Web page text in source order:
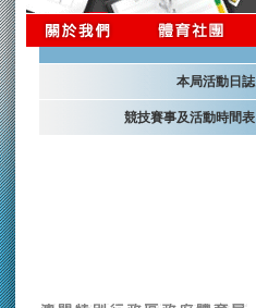
本局活動日誌
競技賽事及活動時間表